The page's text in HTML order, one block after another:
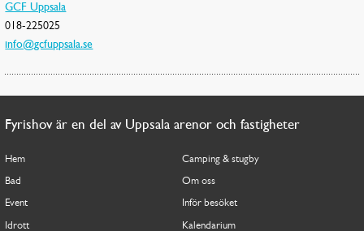
GCF Uppsala
018-225025
info@gcfuppsala.se
Fyrishov är en del av Uppsala arenor och fastigheter
Hem
Bad
Event
Idrott
Camping & stugby
Om oss
Inför besöket
Kalendarium